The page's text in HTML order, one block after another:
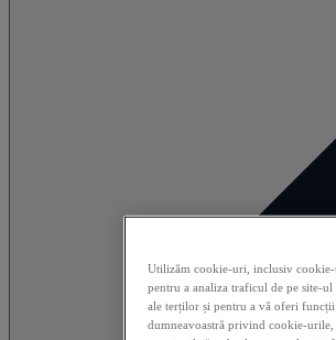
Utilizăm cookie-uri, inclusiv cookie-
pentru a analiza traficul de pe site-
ale terților și pentru a vă oferi
dumneavoastră privind cookie-